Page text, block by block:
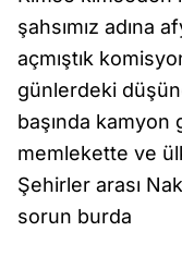
şahsımız adına
açmıştık
günlerdeki
başında kamyon
memlekette ve
Şehirler arası
sorun burda